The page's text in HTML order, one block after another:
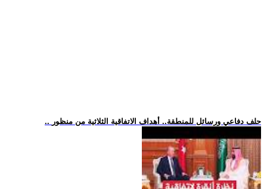
.. حلف دفاعي ورسائل للمنطقة.. أهداف الاتفاقية الثلاثية من منظور